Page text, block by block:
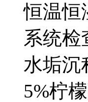
恒温恒
系统检
水垢沉
5%柠